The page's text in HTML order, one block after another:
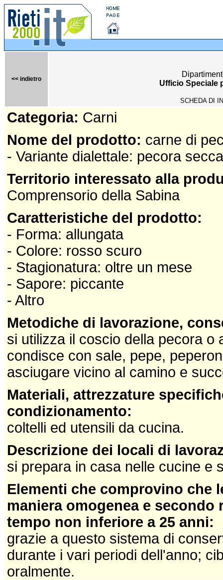
<< indietro
Ufficio Speciale
SCHEDA DI
Categoria: Carni
Nome del prodotto: carne di
- Variante dialettale: pecora secca
Territorio interessato alla
Comprensorio della Sabina
Caratteristiche del prodotto:
- Forma: allungata
- Colore: rosso scuro
- Stagionatura: oltre un mese
- Sapore: piccante
- Altro
Metodiche di lavorazione,
si utilizza il coscio della pecora o
condisce con sale, pepe,
asciugare vicino al camino e
Materiali, attrezzature
condizionamento:
coltelli ed utensili da cucina.
Descrizione dei locali di
si prepara in casa nelle cucine e
Elementi che comprovino che
maniera omogenea e
tempo non inferiore a 25 anni:
grazie a questo sistema di
durante i vari periodi dell'anno;
oralmente.